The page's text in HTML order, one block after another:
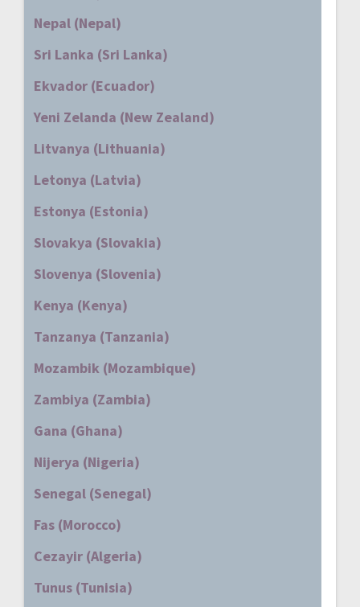
Nepal (Nepal)
Sri Lanka (Sri Lanka)
Ekvador (Ecuador)
Yeni Zelanda (New Zealand)
Litvanya (Lithuania)
Letonya (Latvia)
Estonya (Estonia)
Slovakya (Slovakia)
Slovenya (Slovenia)
Kenya (Kenya)
Tanzanya (Tanzania)
Mozambik (Mozambique)
Zambiya (Zambia)
Gana (Ghana)
Nijerya (Nigeria)
Senegal (Senegal)
Fas (Morocco)
Cezayir (Algeria)
Tunus (Tunisia)